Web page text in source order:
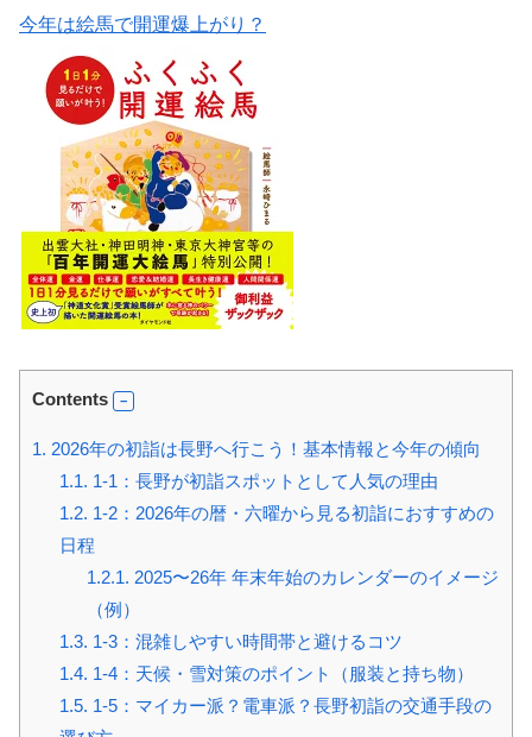
今年は絵馬で開運爆上がり？
Contents
1. 2026年の初詣は長野へ行こう！基本情報と今年の傾向
1.1. 1-1：長野が初詣スポットとして人気の理由
1.2. 1-2：2026年の暦・六曜から見る初詣におすすめの
日程
1.2.1. 2025〜26年 年末年始のカレンダーのイメージ
（例）
1.3. 1-3：混雑しやすい時間帯と避けるコツ
1.4. 1-4：天候・雪対策のポイント（服装と持ち物）
1.5. 1-5：マイカー派？電車派？長野初詣の交通手段の